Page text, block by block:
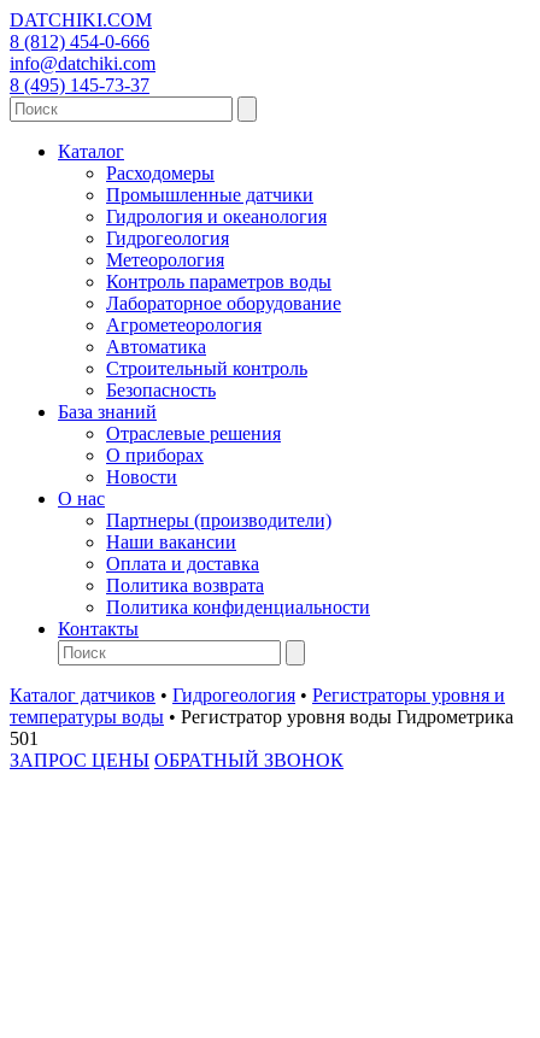
DATCHIKI.COM
8 (812) 454-0-666
info@datchiki.com
8 (495) 145-73-37
Каталог
Расходомеры
Промышленные датчики
Гидрология и океанология
Гидрогеология
Метеорология
Контроль параметров воды
Лабораторное оборудование
Агрометеорология
Автоматика
Строительный контроль
Безопасность
База знаний
Отраслевые решения
О приборах
Новости
О нас
Партнеры (производители)
Наши вакансии
Оплата и доставка
Политика возврата
Политика конфиденциальности
Контакты
Каталог датчиков • Гидрогеология • Регистраторы уровня и
температуры воды • Регистратор уровня воды Гидрометрика
501
ЗАПРОС ЦЕНЫ ОБРАТНЫЙ ЗВОНОК